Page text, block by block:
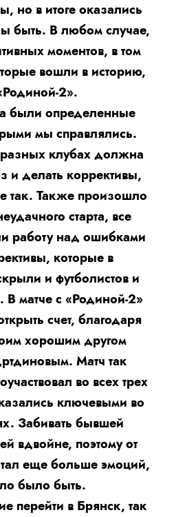
но в итоге оказались
быть. В любом случае,
моментов, в том
вошли в историю,
2».
были определенные
мы справлялись.
клубах должна
и делать коррективы,
так. Также произошло
старта, все
работу над ошибками
которые в
и футболистов и
матче с «Родиной-2»
счет, благодаря
хорошим другом
Матч так
во всех трех
ключевыми во
Забивать бывшей
вдвойне, поэтому от
еще больше эмоций,
было быть.
перейти в Брянск, так